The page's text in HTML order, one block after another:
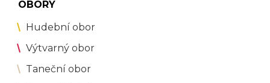
OBORY
Hudební obor
Výtvarný obor
Taneční obor